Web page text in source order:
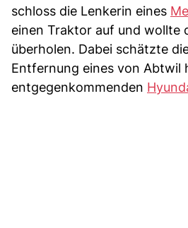
schloss die Lenkerin eines
einen Traktor auf und wollte
überholen. Dabei schätzte
Entfernung eines von Abtwil
entgegenkommenden